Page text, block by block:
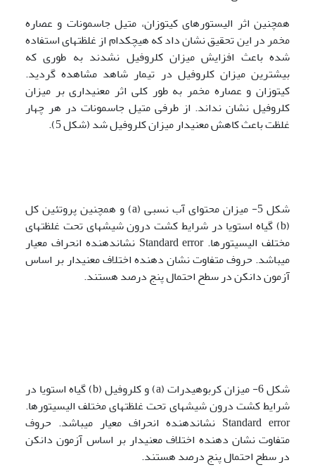
همچنین اثر الیستورهای کیتوزان، متیل جاسمونات و عصاره
مخمر در این تحقیق نشان داد که هیچ­کدام از غلظت­های استفاده
شده باعث افزایش میزان کلروفیل نشدند به طوری که
بیشترین میزان کلروفیل در تیمار شاهد مشاهده گردید.
کیتوزان و عصاره مخمر به طور کلی اثر معنی­داری بر میزان
کلروفیل نشان نداند. از طرفی متیل جاسمونات در هر چهار
غلظت باعث کاهش معنی­دار میزان کلروفیل شد (شکل 5).
شکل 5- میزان محتوای آب نسبی (a) و همچنین پروتئین کل
(b) گیاه استویا در شرایط
کشت درونشیشه­ای تحت غلظت­های
مختلف الیسیتورها. Standard error نشان­دهنده انحراف معیار
می­باشد. حروف متفاوت نشان دهنده اختلاف معنی­دار بر اساس
آزمون دانکن در سطح احتمال پنج درصد هستند.
شکل 6- میزان کربوهیدرات (a) و کلروفیل (b) گیاه استویا در
شرایط کشت درون شیشه­ای تحت غلظت­های مختلف الیسیتورها.
Standard error نشان­دهنده انحراف معیار می­باشد. حروف
متفاوت نشان دهنده اختلاف معنی­دار بر اساس آزمون دانکن
در سطح احتمال پنج درصد هستند.